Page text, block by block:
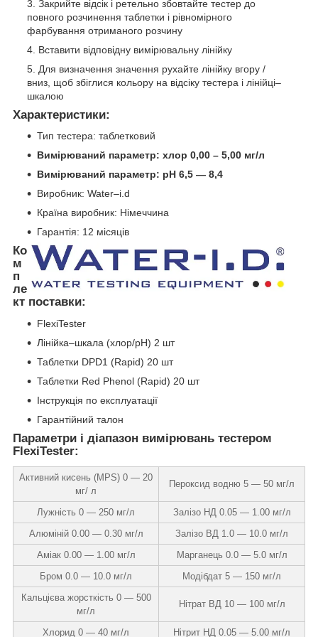
Закрийте відсік і ретельно збовтайте тестер до
повного розчинення таблетки і рівномірного
фарбування отриманого розчину
Вставити відповідну вимірювальну лінійку
Для визначення значення рухайте лінійку вгору /
вниз, щоб збіглися кольору на відсіку тестера і лінійці–
шкалою
Характеристики:
Тип тестера: таблетковий
Вимірюваний параметр: хлор 0,00 – 5,00 мг/л
Вимірюваний параметр: pH 6,5 — 8,4
Виробник: Water–i.d
Країна виробник: Німеччина
Гарантія: 12 місяців
Ко
м
п
ле
кт поставки:
FlexiTester
Лінійка–шкала (хлор/pH) 2 шт
Таблетки DPD1 (Rapid) 20 шт
Таблетки Red Phenol (Rapid) 20 шт
Інструкція по експлуатації
Гарантійний талон
Параметри і діапазон вимірювань тестером
FlexiTester:
Активний кисень (MPS) 0 — 20
мг/ л
Пероксид водню 5 — 50 мг/л
Лужність 0 — 250 мг/л
Залізо НД 0.05 — 1.00 мг/л
Алюміній 0.00 — 0.30 мг/л
Залізо ВД 1.0 — 10.0 мг/л
Аміак 0.00 — 1.00 мг/л
Марганець 0.0 — 5.0 мг/л
Бром 0.0 — 10.0 мг/л
Модібдат 5 — 150 мг/л
Кальцієва жорсткість 0 — 500
мг/л
Нітрат ВД 10 — 100 мг/л
Хлорид 0 — 40 мг/л Нітрит НД 0.05 — 5.00 мг/л